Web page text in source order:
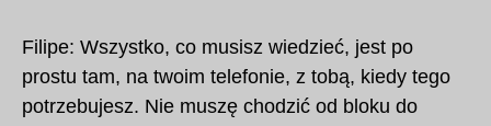
Filipe: Wszystko, co musisz wiedzieć, jest po
prostu tam, na twoim telefonie, z tobą, kiedy tego
potrzebujesz. Nie muszę chodzić od bloku do